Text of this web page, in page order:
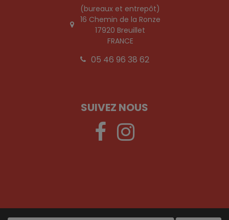
(bureaux et entrepôt)
16 Chemin de la Ronze
17920 Breuillet
FRANCE
05 46 96 38 62
SUIVEZ NOUS